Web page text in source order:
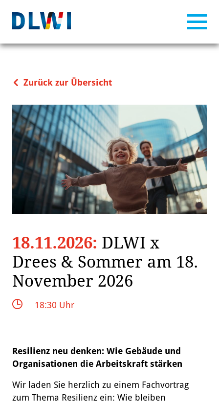
Zurück zur Übersicht
18.11.2026: DLWI x
Drees & Sommer am 18.
November 2026
18:30 Uhr
Resilienz neu denken: Wie Gebäude und
Organisationen die Arbeitskraft stärken
Wir laden Sie herzlich zu einem Fachvortrag
zum Thema Resilienz ein: Wie bleiben